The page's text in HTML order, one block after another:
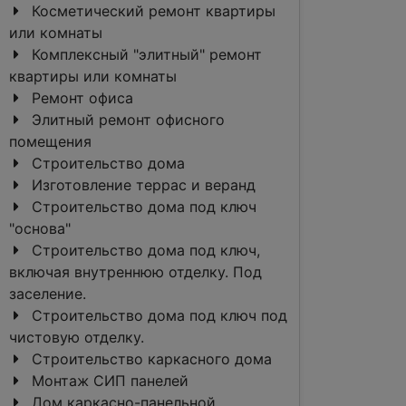
Косметический ремонт квартиры
или комнаты
Комплексный "элитный" ремонт
квартиры или комнаты
Ремонт офиса
Элитный ремонт офисного
помещения
Строительство дома
Изготовление террас и веранд
Строительство дома под ключ
"основа"
Строительство дома под ключ,
включая внутреннюю отделку. Под
заселение.
Строительство дома под ключ под
чистовую отделку.
Строительство каркасного дома
Монтаж СИП панелей
Дом каркасно-панельной